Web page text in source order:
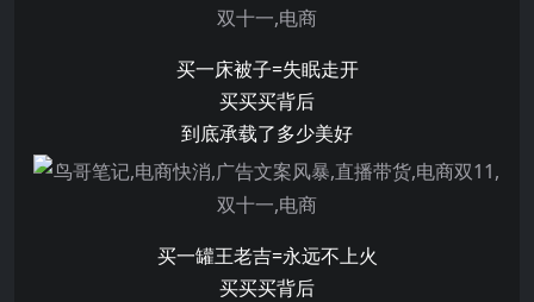
买一床被子=失眠走开
买买买背后
到底承载了多少美好
买一罐王老吉=永远不上火
买买买背后